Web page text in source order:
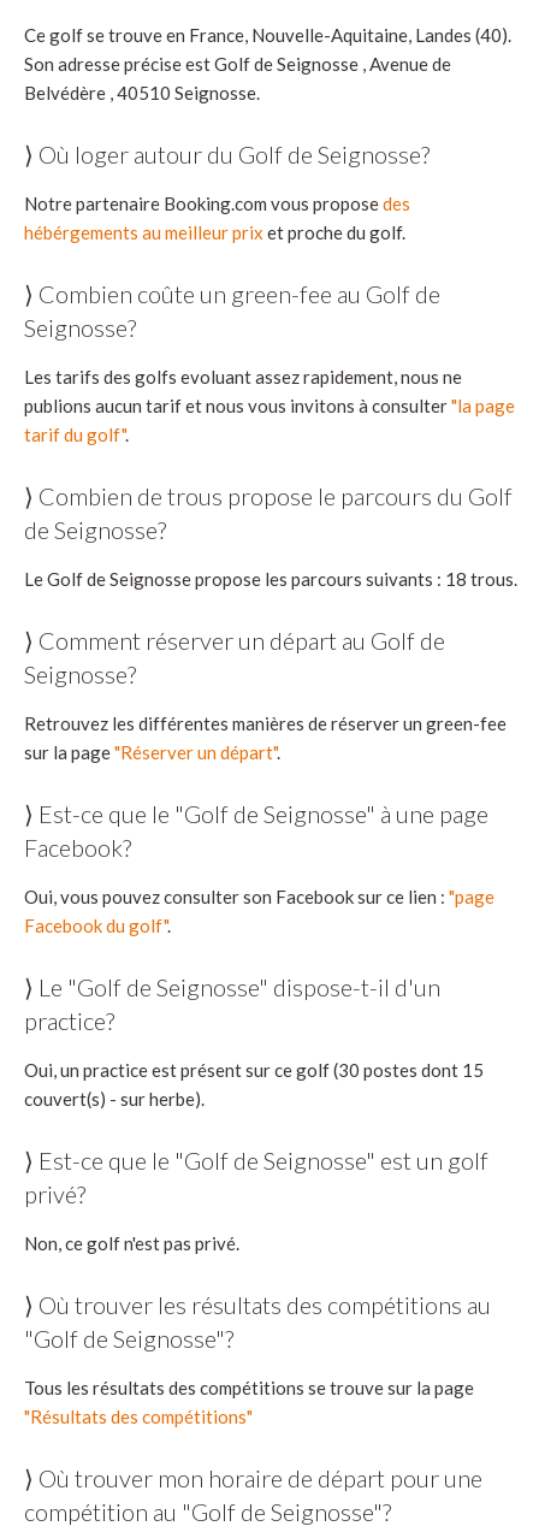
Ce golf se trouve en France, Nouvelle-Aquitaine, Landes (40).
Son adresse précise est Golf de Seignosse , Avenue de
Belvédère , 40510 Seignosse.
⟩ Où loger autour du Golf de Seignosse?
Notre partenaire Booking.com vous proposedes
hébérgements au meilleur prix et proche du golf.
⟩ Combien coûte un green-fee au Golf de
Seignosse?
Les tarifs des golfs evoluant assez rapidement, nous ne
publions aucun tarif et nous vous invitons à consulter"la page
tarif du golf".
⟩ Combien de trous propose le parcours du Golf
de Seignosse?
Le Golf de Seignosse propose les parcours suivants : 18 trous.
⟩ Comment réserver un départ au Golf de
Seignosse?
Retrouvez les différentes manières de réserver un green-fee
sur la page"Réserver un départ".
⟩ Est-ce que le "Golf de Seignosse" à une page
Facebook?
Oui, vous pouvez consulter son Facebook sur ce lien : "page
Facebook du golf".
⟩ Le "Golf de Seignosse" dispose-t-il d'un
practice?
Oui, un practice est présent sur ce golf (30 postes dont 15
couvert(s) - sur herbe).
⟩ Est-ce que le "Golf de Seignosse" est un golf
privé?
Non, ce golf n'est pas privé.
⟩ Où trouver les résultats des compétitions au
"Golf de Seignosse"?
Tous les résultats des compétitions se trouve sur la page
"Résultats des compétitions"
⟩ Où trouver mon horaire de départ pour une
compétition au "Golf de Seignosse"?